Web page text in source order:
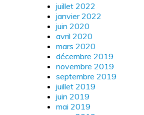
juillet 2022
janvier 2022
juin 2020
avril 2020
mars 2020
décembre 2019
novembre 2019
septembre 2019
juillet 2019
juin 2019
mai 2019